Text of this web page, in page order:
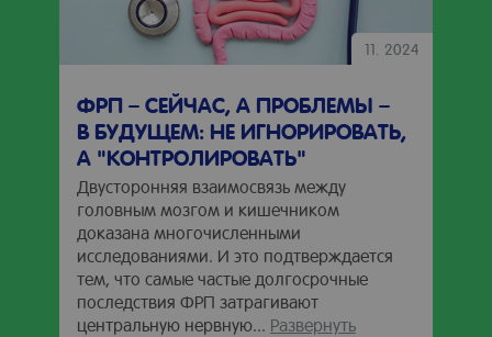
11. 2024
ФРП – СЕЙЧАС, А ПРОБЛЕМЫ –
В БУДУЩЕМ: НЕ ИГНОРИРОВАТЬ,
А "КОНТРОЛИРОВАТЬ"
Двусторонняя взаимосвязь между
головным мозгом и кишечником
доказана многочисленными
исследованиями. И это подтверждается
тем, что самые частые долгосрочные
последствия ФРП затрагивают
центральную нервную... Развернуть